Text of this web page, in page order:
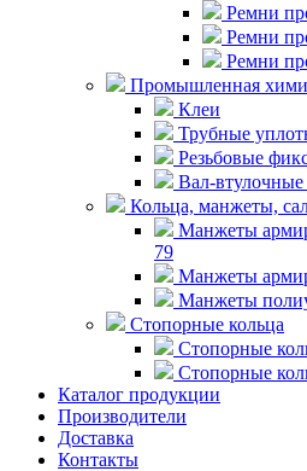
Ремни
Ремни
Ремни
Промышленная
Клеи
Трубные
Резьбовые
Вал-
Кольца, манжеты,
Манжеты
79
Манжеты
Манжеты
Стопорные кольца
Стопорные
Стопорные
Каталог продукции
Производители
Доставка
Контакты